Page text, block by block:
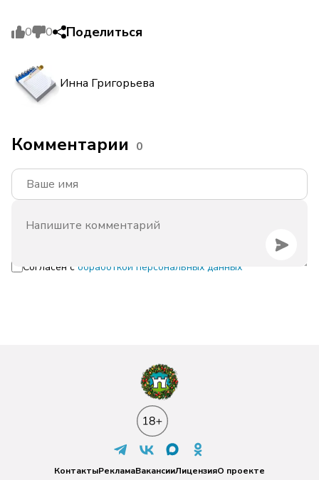
0 0 Поделиться
Инна Григорьева
Комментарии 0
Согласен с обработкой персональных данных
КонтактыРекламаВакансииЛицензияО проекте